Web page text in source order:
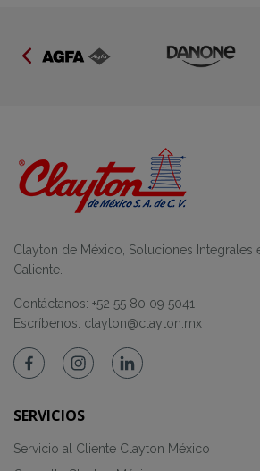
Clayton de México, Soluciones Integrales
Caliente.
Contáctanos: +52 55 80 09 5041
Escríbenos: clayton@clayton.mx
SERVICIOS
Servicio al Cliente Clayton México